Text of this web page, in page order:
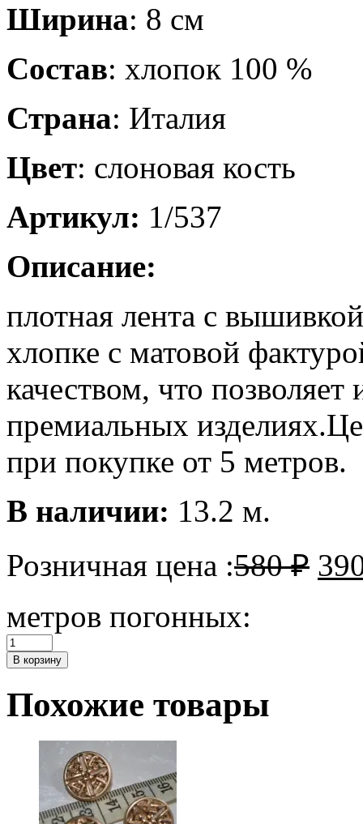
Ширина: 8 см
Состав: хлопок 100 %
Страна: Италия
Цвет: слоновая кость
Артикул: 1/537
Описание:
плотная лента с
хлопке с матовой
качеством, что позволяет
премиальных
при покупке от 5 метров.
В наличии: 13.2 м.
Розничная цена :580₽
метров погонных:
Количество
Вышивка
на
Dolce&Gabbana
В корзину
Похожие товары